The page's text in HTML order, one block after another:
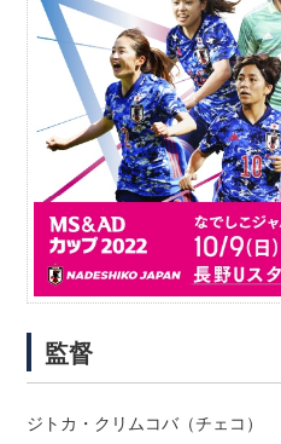
監督
ジトカ・クリムコバ（チェコ）